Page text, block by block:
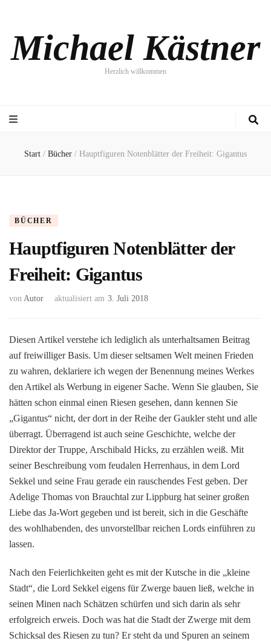
Michael Kästner
Herzlich willkommen
Start / Bücher / Hauptfiguren Notenblätter der Freiheit: Gigantus
BÜCHER
Hauptfiguren Notenblätter der
Freiheit: Gigantus
von Autor aktualisiert am 3. Juli 2018
Diesen Artikel verstehe ich lediglich als unterhaltsamen Beitrag
auf freiwilliger Basis. Um dieser seltsamen Welt meinen Frieden
zu wahren, deklariere ich wegen der Benennung meines Werkes
den Artikel als Werbung in eigener Sache. Wenn Sie glauben, Sie
hätten schon einmal einen Riesen gesehen, dann kennen Sie
„Gigantus“ nicht, der dort in der Reihe der Gaukler steht und alle
überragt. Überragend ist auch seine Geschichte, welche der
Direktor der Truppe, Arschibald Hicks, zu erzählen weiß. Mit
seiner Beschreibung vom feudalen Herrenhaus, in dem Lord
Sekkel und seine Frau gerade ein rauschendes Fest geben. Der
Adelige Thomas von Brauchtal zur Lippburg hat seiner großen
Liebe das Ja-Wort gegeben und ist bereit, sich in die Geschäfte
des wohlhabenden, des unvorstellbar reichen Lords einführen zu
lassen.
Nach den Feierlichkeiten geht es mit der Kutsche in die „kleine
Stadt“, die Lord Sekkel eigens für Zwerge bauen ließ, welche in
seinen Minen nach Schätzen schürfen und sich darin als sehr
erfolgreich erweis. Doch was hat die Stadt der Zwerge mit dem
Schicksal des Riesen zu tun? Er steht da und Spuren an seinem